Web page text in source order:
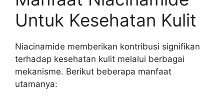
Untuk Kesehatan Kulit
Niacinamide memberikan kontribusi signifikan
terhadap kesehatan kulit melalui berbagai
mekanisme. Berikut beberapa manfaat
utamanya: